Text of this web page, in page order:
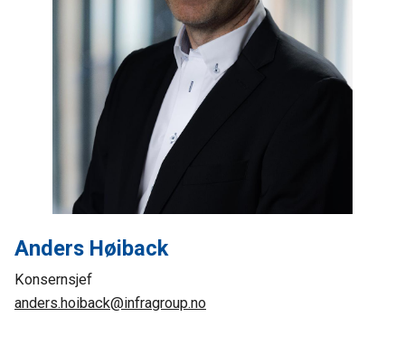
Anders Høiback
Konsernsjef
anders.hoiback@infragroup.no